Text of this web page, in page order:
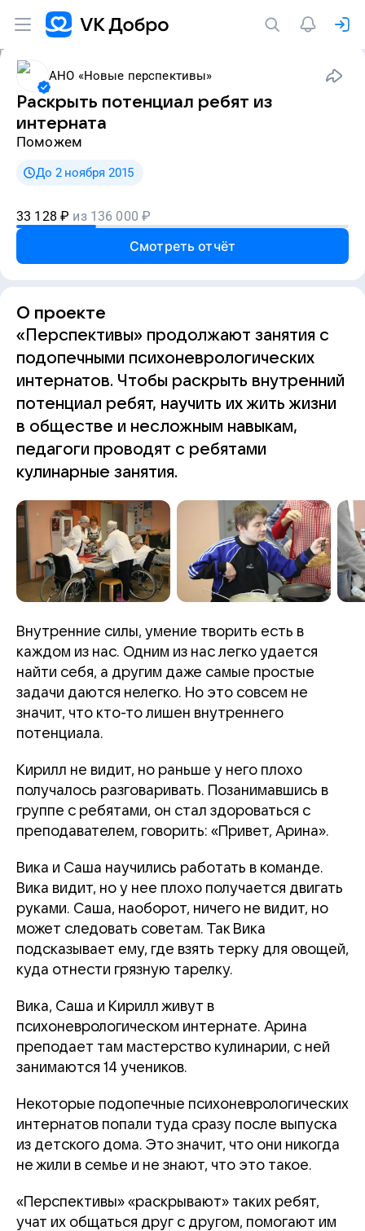
АНО «Новые перспективы»
Раскрыть потенциал ребят из
интерната
Поможем
До 2 ноября 2015
33 128 ₽ из 136 000 ₽
Смотреть отчёт
О проекте
«Перспективы» продолжают занятия с
подопечными психоневрологических
интернатов. Чтобы раскрыть внутренний
потенциал ребят, научить их жить жизни
в обществе и несложным навыкам,
педагоги проводят с ребятами
кулинарные занятия.
Внутренние силы, умение творить есть в
каждом из нас. Одним из нас легко удается
найти себя, а другим даже самые простые
задачи даются нелегко. Но это совсем не
значит, что кто-то лишен внутреннего
потенциала.
Кирилл не видит, но раньше у него плохо
получалось разговаривать. Позанимавшись в
группе с ребятами, он стал здороваться с
преподавателем, говорить: «Привет, Арина».
Вика и Саша научились работать в команде.
Вика видит, но у нее плохо получается двигать
руками. Саша, наоборот, ничего не видит, но
может следовать советам. Так Вика
подсказывает ему, где взять терку для овощей,
куда отнести грязную тарелку.
Вика, Саша и Кирилл живут в
психоневрологическом интернате. Арина
преподает там мастерство кулинарии, с ней
занимаются 14 учеников.
Некоторые подопечные психоневрологических
интернатов попали туда сразу после выпуска
из детского дома. Это значит, что они никогда
не жили в семье и не знают, что это такое.
«Перспективы» «раскрывают» таких ребят,
учат их общаться друг с другом, помогают им